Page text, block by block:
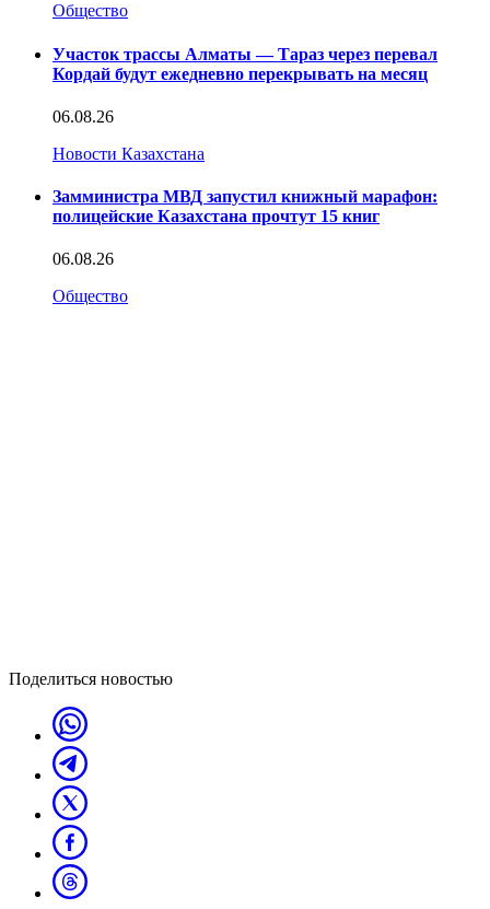
Общество
Участок трассы Алматы — Тараз через перевал
Кордай будут ежедневно перекрывать на месяц
06.08.26
Новости Казахстана
Замминистра МВД запустил книжный марафон:
полицейские Казахстана прочтут 15 книг
06.08.26
Общество
Поделиться новостью